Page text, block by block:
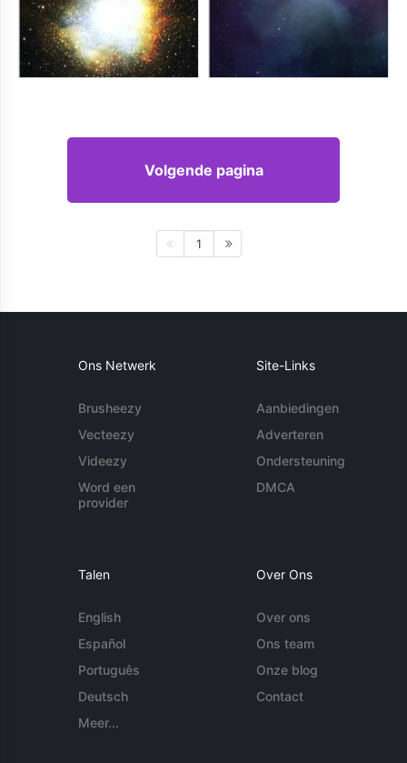
Volgende pagina
1
Ons Netwerk
Brusheezy
Vecteezy
Videezy
Word een
provider
Site-Links
Aanbiedingen
Adverteren
Ondersteuning
DMCA
Talen
English
Español
Português
Deutsch
Meer...
Over Ons
Over ons
Ons team
Onze blog
Contact